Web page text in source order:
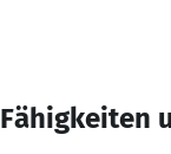
Fähigkeiten